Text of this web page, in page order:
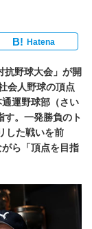
B! Hatena
抗野球大会」が開
会人野球の頂点
運野球部（さい
す。一発勝負のト
した戦いを前
ら「頂点を目指